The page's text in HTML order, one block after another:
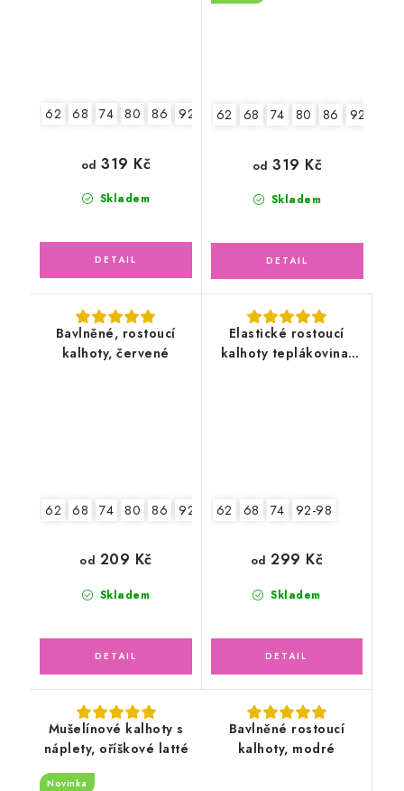
62 68 74 80 86 92 98
Skladem
od 319 Kč
62 68 74 80 86 92
Skladem
od 319 Kč
Bavlněné, rostoucí
kalhoty, červené
62 68 74 80 86 92-98
Skladem
od 209 Kč
Elastické rostoucí
kalhoty teplákovina,
62 68 74 92-98
Skladem
od 299 Kč
Mušelínové kalhoty s
náplety, oříškové latté
Novinka
Bavlněné rostoucí
kalhoty, modré